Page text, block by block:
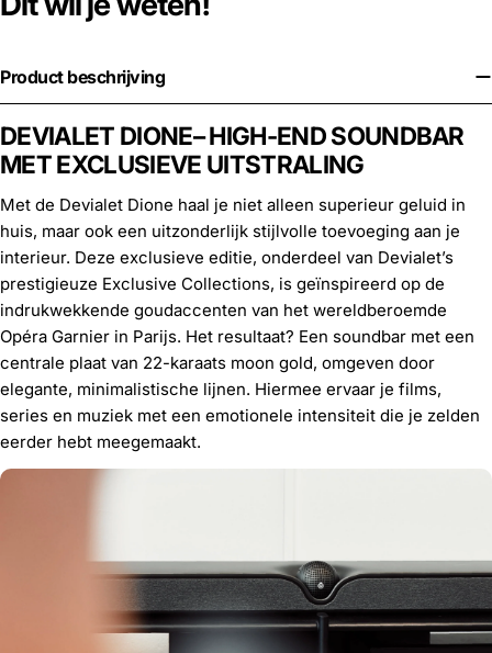
Product beschrijving
DEVIALET DIONE– HIGH-END SOUNDBAR
MET EXCLUSIEVE UITSTRALING
Met de Devialet Dione haal je niet alleen superieur geluid in
huis, maar ook een uitzonderlijk stijlvolle toevoeging aan je
interieur. Deze exclusieve editie, onderdeel van Devialet’s
prestigieuze Exclusive Collections, is geïnspireerd op de
indrukwekkende goudaccenten van het wereldberoemde
Opéra Garnier in Parijs. Het resultaat? Een soundbar met een
centrale plaat van 22-karaats moon gold, omgeven door
elegante, minimalistische lijnen. Hiermee ervaar je films,
series en muziek met een emotionele intensiteit die je zelden
eerder hebt meegemaakt.